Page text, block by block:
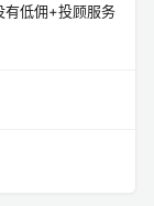
有低佣+投顾服务